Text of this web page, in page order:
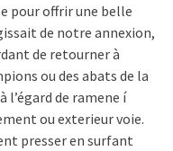
pour offrir une belle
de notre annexion,
de retourner à
ou des abats de la
l’égard de ramene í
ou exterieur voie.
presser en surfant